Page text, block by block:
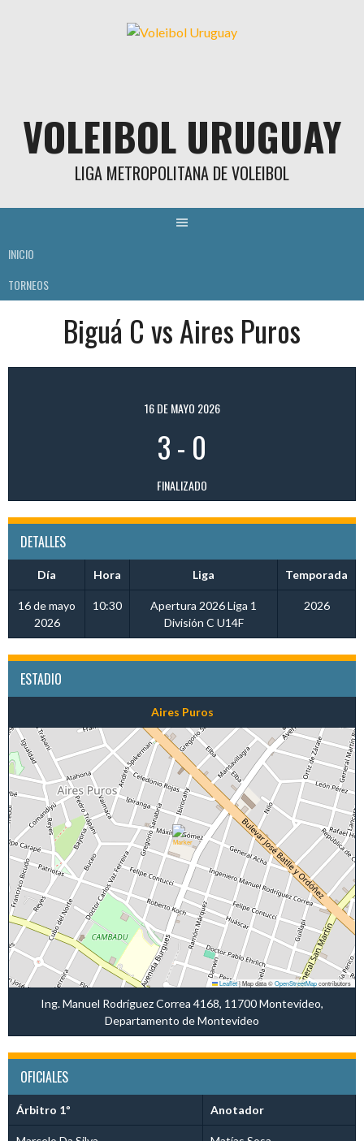
VOLEIBOL URUGUAY
LIGA METROPOLITANA DE VOLEIBOL
INICIO
TORNEOS
Biguá C vs Aires Puros
16 DE MAYO 2026
3- 0
FINALIZADO
DETALLES
Día Hora Liga Temporada
16 de mayo
2026
10:30
Apertura 2026 Liga 1
División C U14F
2026
ESTADIO
Aires Puros
Leaflet|Map data ©OpenStreetMapcontributors
Ing. Manuel Rodríguez Correa 4168, 11700 Montevideo,
Departamento de Montevideo
OFICIALES
Árbitro 1º Anotador